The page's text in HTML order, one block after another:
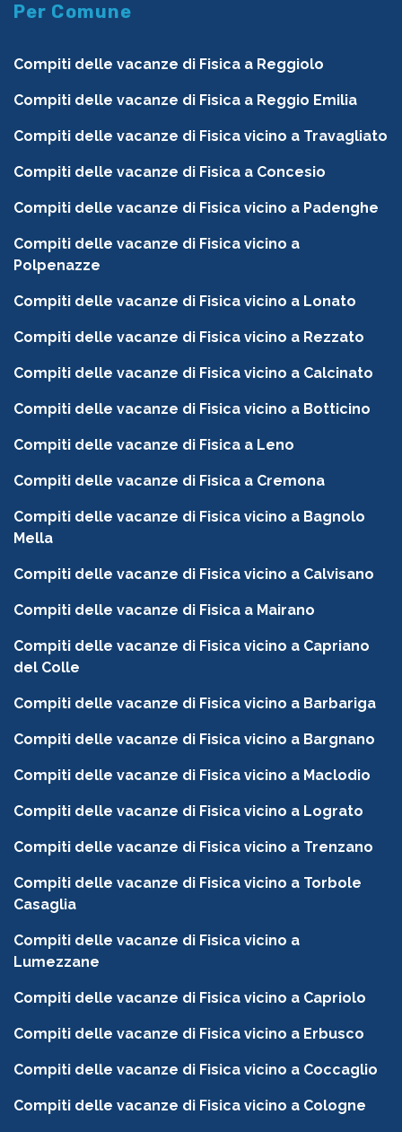
Per Comune
Compiti delle vacanze di Fisica a Reggiolo
Compiti delle vacanze di Fisica a Reggio Emilia
Compiti delle vacanze di Fisica vicino a Travagliato
Compiti delle vacanze di Fisica a Concesio
Compiti delle vacanze di Fisica vicino a Padenghe
Compiti delle vacanze di Fisica vicino a
Polpenazze
Compiti delle vacanze di Fisica vicino a Lonato
Compiti delle vacanze di Fisica vicino a Rezzato
Compiti delle vacanze di Fisica vicino a Calcinato
Compiti delle vacanze di Fisica vicino a Botticino
Compiti delle vacanze di Fisica a Leno
Compiti delle vacanze di Fisica a Cremona
Compiti delle vacanze di Fisica vicino a Bagnolo
Mella
Compiti delle vacanze di Fisica vicino a Calvisano
Compiti delle vacanze di Fisica a Mairano
Compiti delle vacanze di Fisica vicino a Capriano
del Colle
Compiti delle vacanze di Fisica vicino a Barbariga
Compiti delle vacanze di Fisica vicino a Bargnano
Compiti delle vacanze di Fisica vicino a Maclodio
Compiti delle vacanze di Fisica vicino a Lograto
Compiti delle vacanze di Fisica vicino a Trenzano
Compiti delle vacanze di Fisica vicino a Torbole
Casaglia
Compiti delle vacanze di Fisica vicino a
Lumezzane
Compiti delle vacanze di Fisica vicino a Capriolo
Compiti delle vacanze di Fisica vicino a Erbusco
Compiti delle vacanze di Fisica vicino a Coccaglio
Compiti delle vacanze di Fisica vicino a Cologne